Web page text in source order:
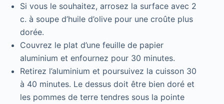
Si vous le souhaitez, arrosez la surface avec 2
c. à soupe d’huile d’olive pour une croûte plus
dorée.
Couvrez le plat d’une feuille de papier
aluminium et enfournez pour 30 minutes.
Retirez l’aluminium et poursuivez la cuisson 30
à 40 minutes. Le dessus doit être bien doré et
les pommes de terre tendres sous la pointe